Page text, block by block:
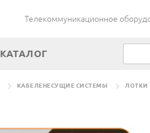
Телекоммуникационное
КАТАЛОГ
КАБЕЛЕНЕСУЩИЕ СИСТЕМЫ ЛОТКИ